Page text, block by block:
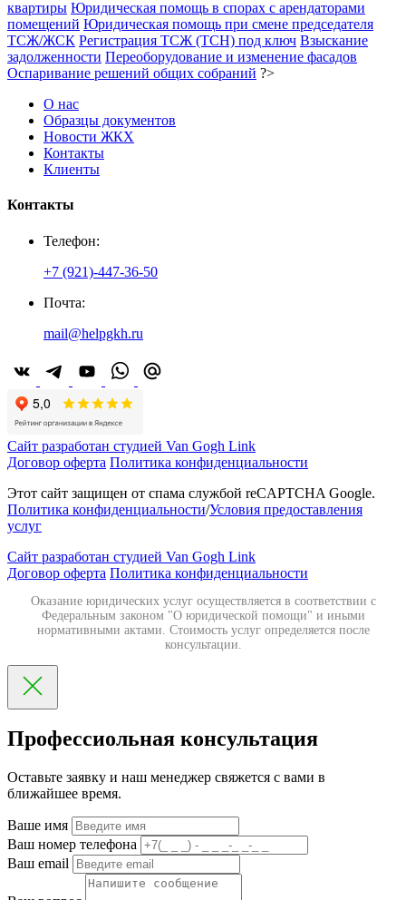
квартиры Юридическая помощь в спорах с арендаторами
помещений Юридическая помощь при смене председателя
ТСЖ/ЖСК Регистрация ТСЖ (ТСН) под ключ Взыскание
задолженности Переоборудование и изменение фасадов
Оспаривание решений общих собраний ?>
О нас
Образцы документов
Новости ЖКХ
Контакты
Клиенты
Контакты
Телефон:
+7 (921)-447-36-50
Почта:
mail@helpgkh.ru
Сайт разработан студией Van Gogh Link
Договор оферта Политика конфиденциальности
Этот сайт защищен от спама службой reCAPTCHA Google.
Политика конфиденциальности/Условия предоставления
услуг
Сайт разработан студией Van Gogh Link
Договор оферта Политика конфиденциальности
Оказание юридических услуг осуществляется в соответствии с
Федеральным законом "О юридической помощи" и иными
нормативными актами. Стоимость услуг определяется после
консультации.
Профессиольная консультация
Оставьте заявку и наш менеджер свяжется с вами в
ближайшее время.
Ваше имя
Ваш номер телефона
Ваш email